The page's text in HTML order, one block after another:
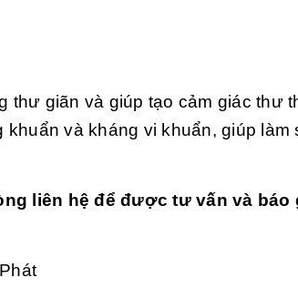
thư giãn và giúp tạo cảm giác thư
và kháng vi khuẩn, giúp làm
liên hệ để được tư vấn và báo